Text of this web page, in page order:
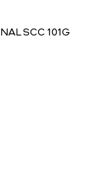
SCC 101G